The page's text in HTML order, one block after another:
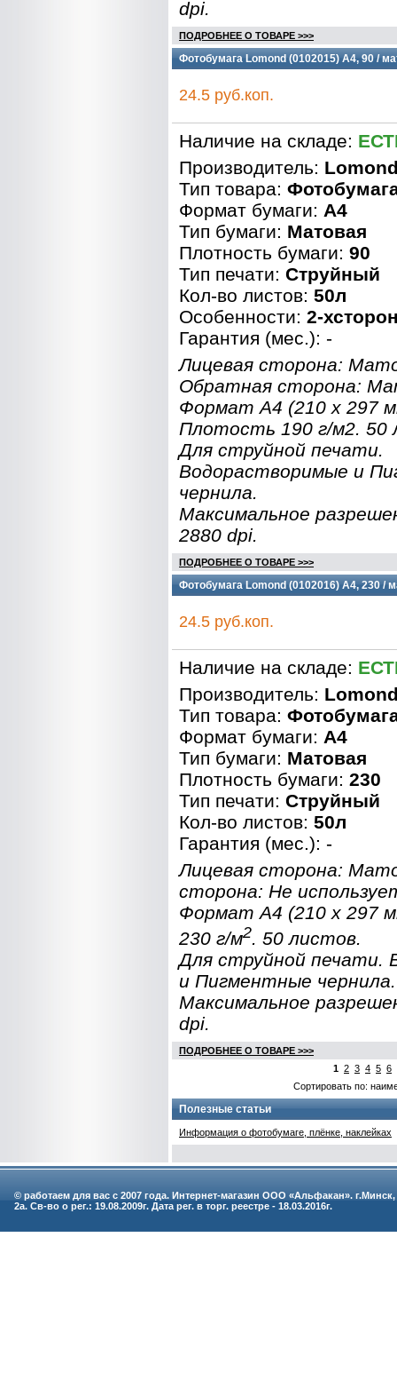
dpi.
ПОДРОБНЕЕ О ТОВАРЕ >>>
Фотобумага Lomond (0102015) A4, 90 /
24.5 руб.коп.
Наличие на складе:
Производитель:
Тип товара:
Формат бумаги: A4
Тип бумаги: Матовая
Плотность бумаги: 90
Тип печати: Струйный
Кол-во листов: 50л
Особенности: 2-
Гарантия (мес.): -
Лицевая сторона:
Обратная сторона:
Формат A4 (210 x 297
Плотость 190 г/м2. 50
Для струйной печати.
Водорастворимые и
чернила.
Максимальное
2880 dpi.
ПОДРОБНЕЕ О ТОВАРЕ >>>
Фотобумага Lomond (0102016) A4, 230 /
24.5 руб.коп.
Наличие на складе:
Производитель:
Тип товара:
Формат бумаги: A4
Тип бумаги: Матовая
Плотность бумаги: 230
Тип печати: Струйный
Кол-во листов: 50л
Гарантия (мес.): -
Лицевая сторона:
сторона: Не
Формат A4 (210 x 297
230 г/м2. 50 листов.
Для струйной печати.
и Пигментные чернила.
Максимальное
dpi.
ПОДРОБНЕЕ О ТОВАРЕ >>>
1 2 3 4 5 6
Сортировать по:
Полезные статьи
Информация о фотобумаге, плёнке, наклейках
© работаем для вас с 2007 года. Интернет-магазин ООО «Альфакан».
2а. Св-во о рег.: 19.08.2009г. Дата рег. в торг. реестре - 18.03.2016г.